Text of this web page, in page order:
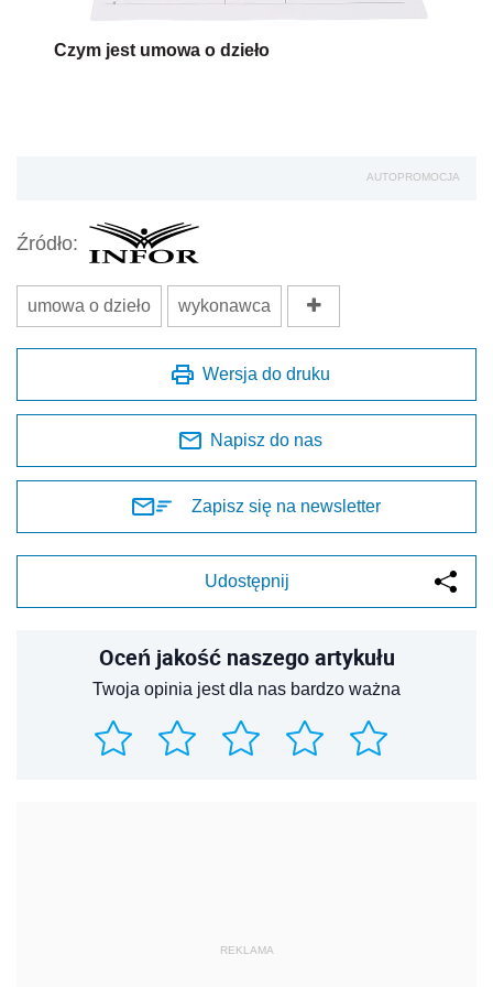
Czym jest umowa o dzieło
AUTOPROMOCJA
Źródło:
umowa o dzieło wykonawca
Wersja do druku
Napisz do nas
Zapisz się na newsletter
Udostępnij
Oceń jakość naszego artykułu
Twoja opinia jest dla nas bardzo ważna
REKLAMA